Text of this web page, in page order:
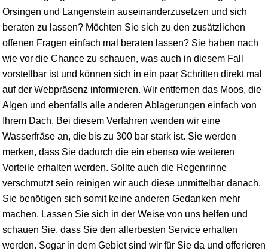
Orsingen und Langenstein auseinanderzusetzen und sich
beraten zu lassen? Möchten Sie sich zu den zusätzlichen
offenen Fragen einfach mal beraten lassen? Sie haben nach
wie vor die Chance zu schauen, was auch in diesem Fall
vorstellbar ist und können sich in ein paar Schritten direkt mal
auf der Webpräsenz informieren. Wir entfernen das Moos, die
Algen und ebenfalls alle anderen Ablagerungen einfach von
Ihrem Dach. Bei diesem Verfahren wenden wir eine
Wasserfräse an, die bis zu 300 bar stark ist. Sie werden
merken, dass Sie dadurch die ein ebenso wie weiteren
Vorteile erhalten werden. Sollte auch die Regenrinne
verschmutzt sein reinigen wir auch diese unmittelbar danach.
Sie benötigen sich somit keine anderen Gedanken mehr
machen. Lassen Sie sich in der Weise von uns helfen und
schauen Sie, dass Sie den allerbesten Service erhalten
werden. Sogar in dem Gebiet sind wir für Sie da und offerieren